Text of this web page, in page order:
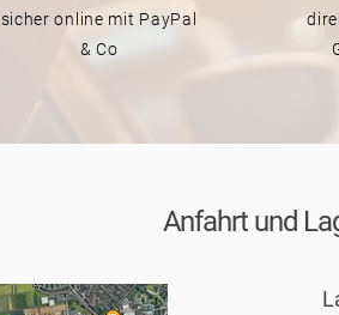
sicher online mit PayPal
& Co
Anfahrt und